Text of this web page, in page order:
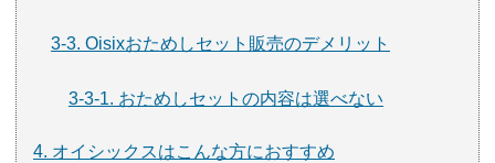
3-3. Oisixおためしセット販売のデメリット
3-3-1. おためしセットの内容は選べない
4. オイシックスはこんな方におすすめ